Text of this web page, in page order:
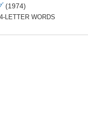
1974
LETTER WORDS